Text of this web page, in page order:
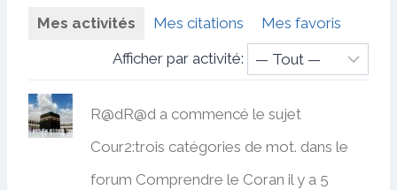
Mes activités Mes citations Mes favoris
Afficher par activité:
R@dR@d a commencé le sujet
Cour2:trois catégories de mot. dans le
forum Comprendre le Coran il y a 5